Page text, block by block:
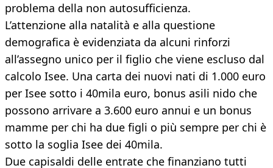
problema della non autosufficienza.
L’attenzione alla natalità e alla questione
demografica è evidenziata da alcuni rinforzi
all’assegno unico per il figlio che viene escluso dal
calcolo Isee. Una carta dei nuovi nati di 1.000 euro
per Isee sotto i 40mila euro, bonus asili nido che
possono arrivare a 3.600 euro annui e un bonus
mamme per chi ha due figli o più sempre per chi è
sotto la soglia Isee dei 40mila.
Due capisaldi delle entrate che finanziano tutti